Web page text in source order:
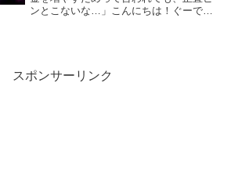
ンとこないな…」こんにちは！ぐーで
スポンサーリンク